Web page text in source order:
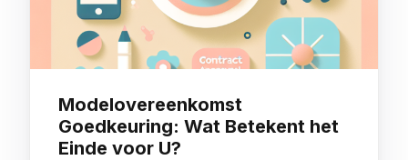
Modelovereenkomst
Goedkeuring: Wat Betekent het
Einde voor U?